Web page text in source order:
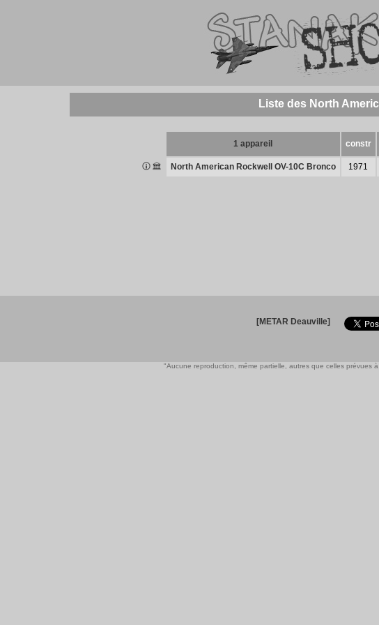
Liste des North
1 appareil constr
North American Rockwell OV-10C Bronco 1971
[METAR Deauville]
"Aucune reproduction, même partielle, autres que celles prévues